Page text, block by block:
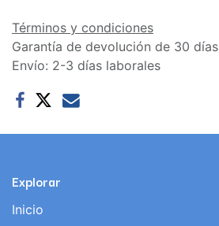
Términos y condiciones
Garantía de devolución de 30 días
Envío: 2-3 días laborales
Explorar
Inicio